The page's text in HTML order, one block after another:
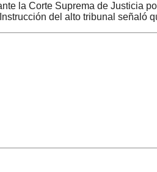
la Corte Suprema de Justicia
del alto tribunal señaló